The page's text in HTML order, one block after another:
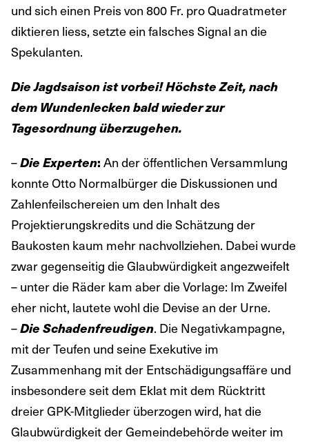
und sich einen Preis von 800 Fr. pro Quadratmeter
diktieren liess, setzte ein falsches Signal an die
Spekulanten.
Die Jagdsaison ist vorbei! Höchste Zeit, nach
dem Wundenlecken bald wieder zur
Tagesordnung überzugehen.
–Die Experten: An der öffentlichen Versammlung
konnte Otto Normalbürger die Diskussionen und
Zahlenfeilschereien um den Inhalt des
Projektierungskredits und die Schätzung der
Baukosten kaum mehr nachvollziehen. Dabei wurde
zwar gegenseitig die Glaubwürdigkeit angezweifelt
– unter die Räder kam aber die Vorlage: Im Zweifel
eher nicht, lautete wohl die Devise an der Urne.
–Die Schadenfreudigen. Die Negativkampagne,
mit der Teufen und seine Exekutive im
Zusammenhang mit der Entschädigungsaffäre und
insbesondere seit dem Eklat mit dem Rücktritt
dreier GPK-Mitglieder überzogen wird, hat die
Glaubwürdigkeit der Gemeindebehörde weiter im